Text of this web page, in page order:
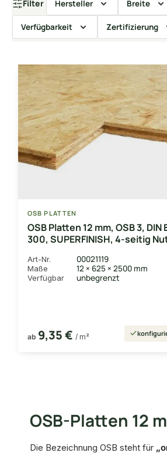
Filter Hersteller Breite
Verfügbarkeit Zertifizierung
OSB PLATTEN
OSB Platten 12 mm, OSB 3, DIN
300, SUPERFINISH, 4-seitig
Art-Nr. 00021119
Maße 12 × 625 × 2500 mm
Verfügbar unbegrenzt
ab 9,35 € / m²
OSB-Platten 12
Die Bezeichnung OSB steht für